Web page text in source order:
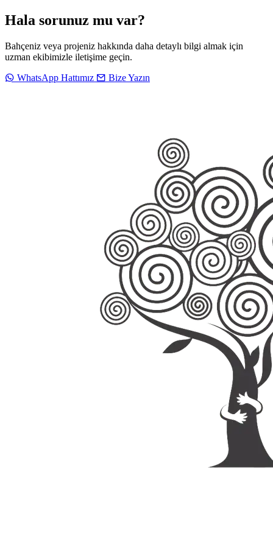
Hala sorunuz mu var?
Bahçeniz veya projeniz hakkında daha detaylı bilgi almak için
uzman ekibimizle iletişime geçin.
WhatsApp Hattımız
Bize Yazın